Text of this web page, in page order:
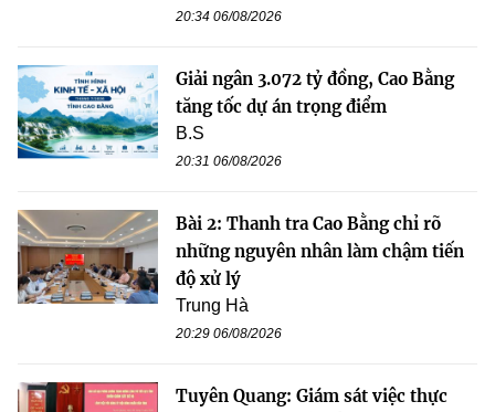
20:34 06/08/2026
Giải ngân 3.072 tỷ đồng, Cao Bằng
tăng tốc dự án trọng điểm
B.S
20:31 06/08/2026
Bài 2: Thanh tra Cao Bằng chỉ rõ
những nguyên nhân làm chậm tiến
độ xử lý
Trung Hà
20:29 06/08/2026
Tuyên Quang: Giám sát việc thực